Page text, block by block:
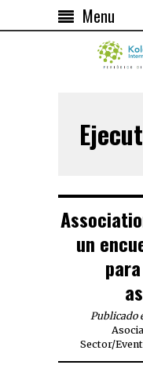
Menu
un
Publicado
Sector/